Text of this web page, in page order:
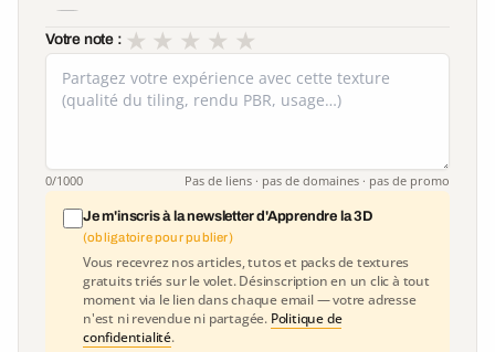
Votre note : ★
★
★
★
★
0/1000 Pas de liens · pas de domaines · pas de promo
Je m'inscris à la newsletter d'Apprendre la 3D
(obligatoire pour publier)
Vous recevrez nos articles, tutos et packs de textures
gratuits triés sur le volet. Désinscription en un clic à tout
moment via le lien dans chaque email — votre adresse
n'est ni revendue ni partagée. Politique de
confidentialité.